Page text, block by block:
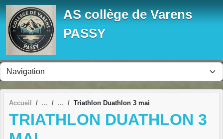
AS collège de Varens
PASSY
Accueil Triathlon Duathlon 3 mai
TRIATHLON DUATHLON 3
Panneau de gestion des cookies